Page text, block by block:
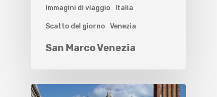
Immagini di viaggio Italia
Scatto del giorno Venezia
San Marco Venezia